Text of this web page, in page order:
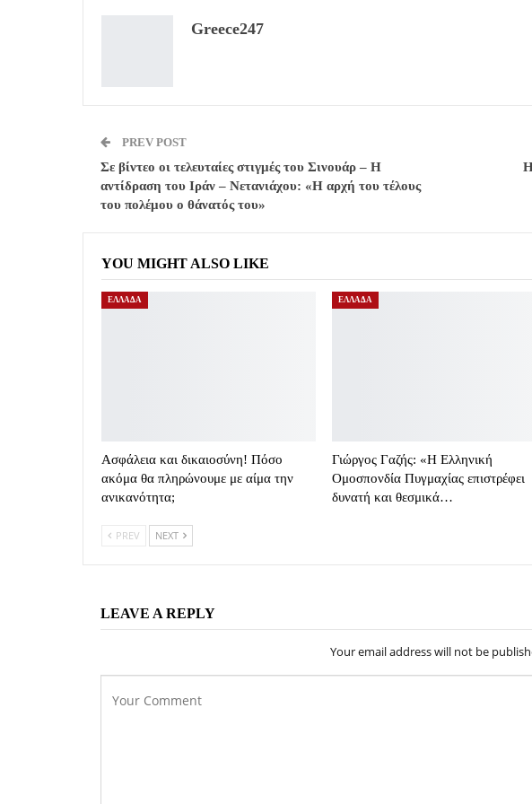
Greece247
PREV POST
Σε βίντεο οι τελευταίες στιγμές του Σινουάρ – Η
αντίδραση του Ιράν – Νετανιάχου: «Η αρχή του τέλους
του πολέμου ο θάνατός του»
YOU MIGHT ALSO LIKE
ΕΛΛΑΔΑ
Ασφάλεια και δικαιοσύνη! Πόσο
ακόμα θα πληρώνουμε με αίμα την
ανικανότητα;
ΕΛΛΑΔΑ
Γιώργος Γαζής: «Η Ελληνική
Ομοσπονδία Πυγμαχίας επιστρέφει
δυνατή και θεσμικά…
PREV NEXT
LEAVE A REPLY
Your email address will not be